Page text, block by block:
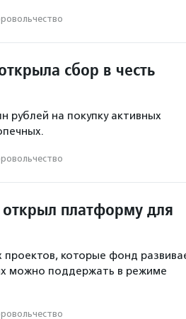
сбор в честь
на покупку активных
платформу для
которые фонд
можно поддержать в режиме